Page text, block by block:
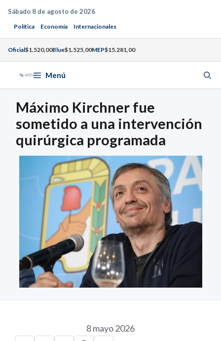
Saltar
contenido
Sábado 8 de agosto de 2026
Política Economía Internacionales
Oficial$1.520,00Blue$1.525,00MEP$15.281,00
Menú
Máximo Kirchner fue
sometido a una intervención
quirúrgica programada
8 mayo 2026